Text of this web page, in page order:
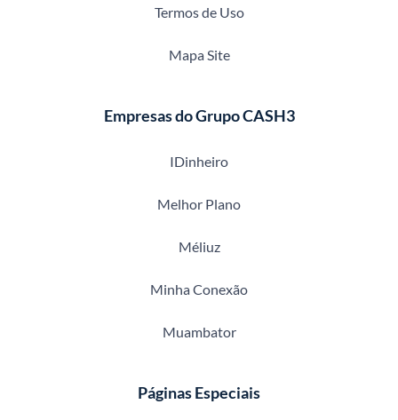
Termos de Uso
Mapa Site
Empresas do Grupo CASH3
IDinheiro
Melhor Plano
Méliuz
Minha Conexão
Muambator
Páginas Especiais